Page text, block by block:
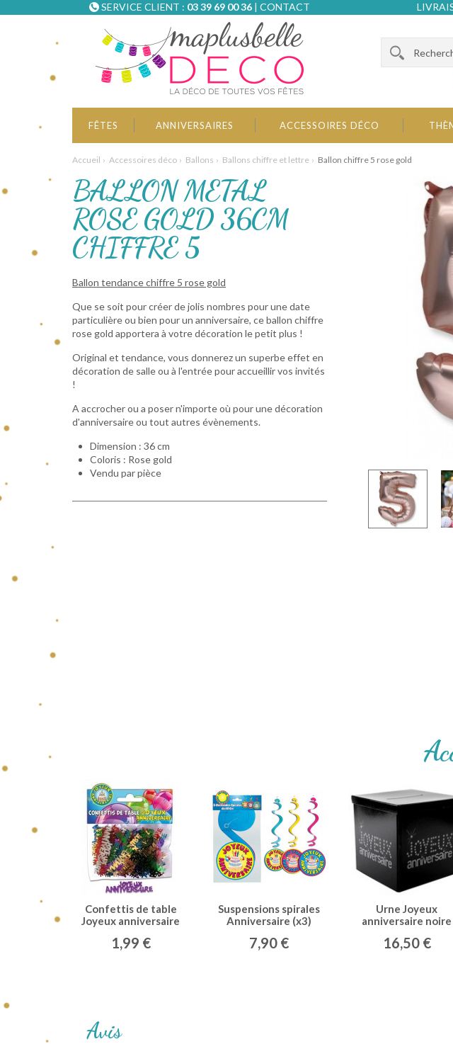
SERVICE CLIENT : 03 39 69 00 36| CONTACT
FÊTES ANNIVERSAIRES ACCESSOIRES DÉCO
Accueil Accessoires déco Ballons Ballons chiffre et lettre Ballon chiffre 5 rose gold
BALLON METAL
ROSE GOLD 36CM
CHIFFRE 5
Ballon tendance chiffre 5 rose gold
Que se soit pour créer de jolis nombres pour une date
particulière ou bien pour un anniversaire, ce ballon chiffre
rose gold apportera à votre décoration le petit plus !
Original et tendance, vous donnerezun superbe effet en
décoration de salle ou à l'entrée pour accueillir vos invités
!
A accrocher ou a poser n'importe où pour une décoration
d'anniversaire ou tout autres évènements.
Dimension : 36 cm
Coloris : Rose gold
Vendu par pièce
Confettis de table
Joyeux anniversaire
1,99 €
Suspensions spirales
Anniversaire (x3)
7,90 €
Urne Joyeux
anniversaire noire
16,50 €
Avis